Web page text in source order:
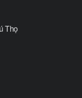
Thọ